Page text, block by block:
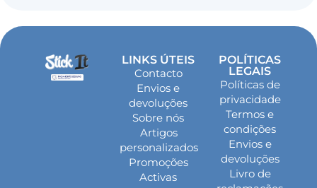
LINKS ÚTEIS
Contacto
Envios e
devoluções
Sobre nós
Artigos
personalizados
Promoções
Activas
POLÍTICAS
LEGAIS
Políticas de
privacidade
Termos e
condições
Envios e
devoluções
Livro de